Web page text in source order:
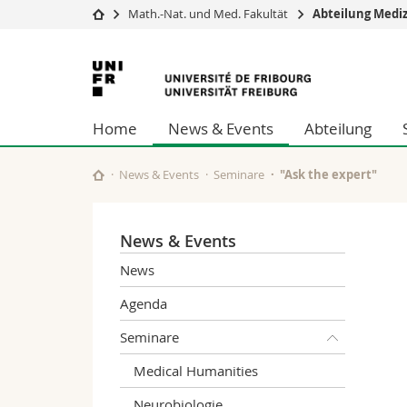
Universität
Studium
Forschung
Universität
Weiterbildung
Wirtschafts-
Philosophische
Fak. für
Math.-Nat. und
Math.-Nat. und Med. Fakultät Abteilung
Universität
Freiburg
Home News & Events Abteilung
News & Events Seminare "Ask the expert"
News & Events
News
Agenda
Seminare
Medical Humanities